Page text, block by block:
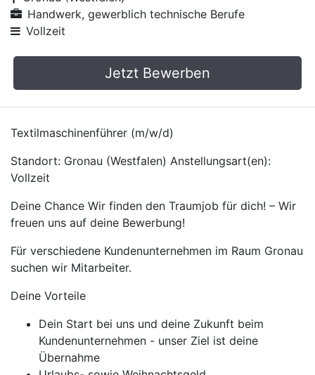
Handwerk, gewerblich technische Berufe
Vollzeit
Jetzt Bewerben
Textilmaschinenführer (m/w/d)
Standort: Gronau (Westfalen) Anstellungsart(en):
Vollzeit
Deine Chance Wir finden den Traumjob für dich! – Wir
freuen uns auf deine Bewerbung!
Für verschiedene Kundenunternehmen im Raum Gronau
suchen wir Mitarbeiter.
Deine Vorteile
Dein Start bei uns und deine Zukunft beim
Kundenunternehmen - unser Ziel ist deine
Übernahme